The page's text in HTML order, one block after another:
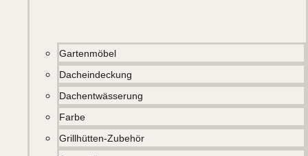
Gartenmöbel
Dacheindeckung
Dachentwässerung
Farbe
Grillhütten-Zubehör